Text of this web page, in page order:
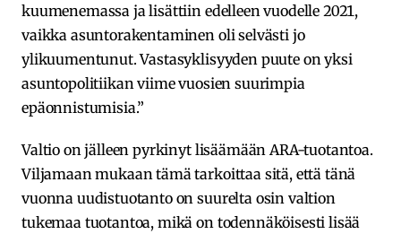
kuumenemassa ja lisättiin edelleen vuodelle 2021,
vaikka asuntorakentaminen oli selvästi jo
ylikuumentunut. Vastasyklisyyden puute on yksi
asuntopolitiikan viime vuosien suurimpia
epäonnistumisia.”
Valtio on jälleen pyrkinyt lisäämään ARA-tuotantoa.
Viljamaan mukaan tämä tarkoittaa sitä, että tänä
vuonna uudistuotanto on suurelta osin valtion
tukemaa tuotantoa, mikä on todennäköisesti lisää